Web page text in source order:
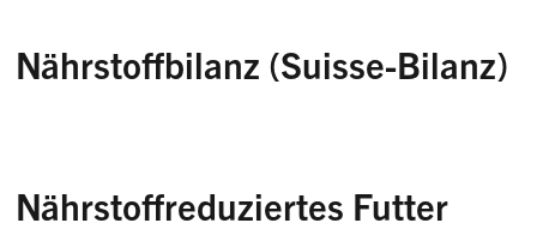
Nährstoffbilanz (Suisse-Bilanz)
Nährstoffhaushalts. Sie ist ein Planungs- und
Nährstoffreduziertes Futter